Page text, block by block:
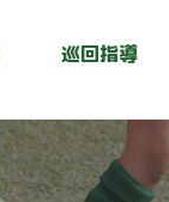
巡回指導